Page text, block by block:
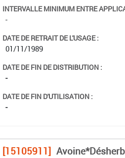
INTERVALLE MINIMUM ENTRE
-
DATE DE RETRAIT DE L'USAGE :
01/11/1989
DATE DE FIN DE DISTRIBUTION :
-
DATE DE FIN D'UTILISATION :
-
[15105911]